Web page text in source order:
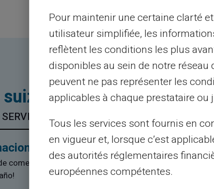
por tu dinero
comercios y cajeros automáticos
Pour maintenir une certaine clarté
utilisateur simplifiée, les
reflètent les conditions les plus
disponibles au sein de notre réseau
peuvent ne pas représenter les
applicables à chaque prestataire ou
Tous les services sont fournis en
en vigueur et, lorsque c’est
des autorités réglementaires
européennes compétentes.